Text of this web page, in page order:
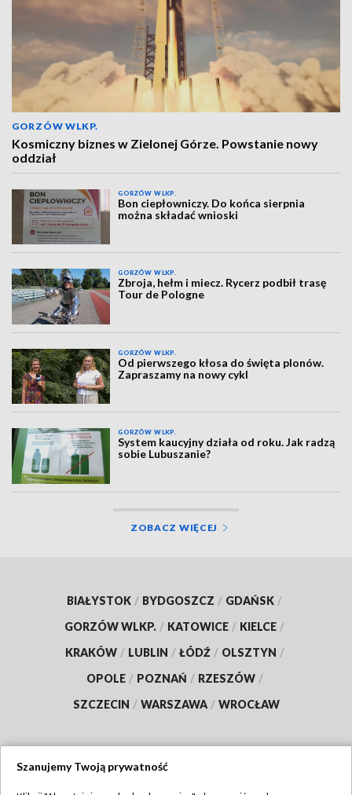
GORZÓW WLKP.
Kosmiczny biznes w Zielonej Górze. Powstanie nowy
oddział
GORZÓW WLKP.
Bon ciepłowniczy. Do końca sierpnia
można składać wnioski
GORZÓW WLKP.
Zbroja, hełm i miecz. Rycerz podbił trasę
Tour de Pologne
GORZÓW WLKP.
Od pierwszego kłosa do święta plonów.
Zapraszamy na nowy cykl
GORZÓW WLKP.
System kaucyjny działa od roku. Jak radzą
sobie Lubuszanie?
ZOBACZ WIĘCEJ
BIAŁYSTOK / BYDGOSZCZ / GDAŃSK /
GORZÓW WLKP. / KATOWICE / KIELCE /
KRAKÓW / LUBLIN / ŁÓDŹ / OLSZTYN /
OPOLE / POZNAŃ / RZESZÓW /
SZCZECIN / WARSZAWA / WROCŁAW
Szanujemy Twoją prywatność